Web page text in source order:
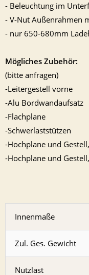
- Beleuchtung im
- V-Nut Außenrahmen
- nur 650-680mm
Mögliches Zubehör:
(bitte anfragen)
-Leitergestell vorne
-Alu Bordwandaufsatz
-Flachplane
-Schwerlaststützen
-Hochplane und
-Hochplane und
Innenmaße
Zul. Ges. Gewicht
Nutzlast